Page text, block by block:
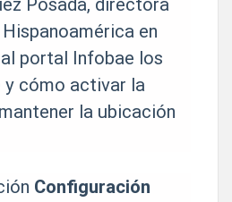
en
portal Infobae los
cómo activar la
la ubicación
Configuración